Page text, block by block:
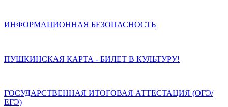
ИНФОРМАЦИОННАЯ БЕЗОПАСНОСТЬ
ПУШКИНСКАЯ КАРТА - БИЛЕТ В КУЛЬТУРУ!
ГОСУДАРСТВЕННАЯ ИТОГОВАЯ АТТЕСТАЦИЯ (ОГЭ/
ЕГЭ)